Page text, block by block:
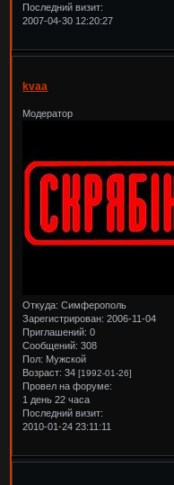
Последний визит:
2007-04-30 12:20:27
kvaa
Модератор
Откуда: Симферополь
Зарегистрирован: 2006-11-04
Приглашений: 0
Сообщений: 308
Пол: Мужской
Возраст: 34[1992-01-26]
Провел на форуме:
1 день 22 часа
Последний визит:
2010-01-24 23:11:11